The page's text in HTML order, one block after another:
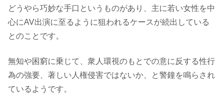
どうやら巧妙な手口というものがあり、主に若い女性を中
心にAV出演に至るように狙われるケースが続出している
とのことです。
無知や困窮に乗じて、衆人環視のもとでの意に反する性行
為の強要、著しい人権侵害ではないか、と警鐘を鳴らされ
ているようです。